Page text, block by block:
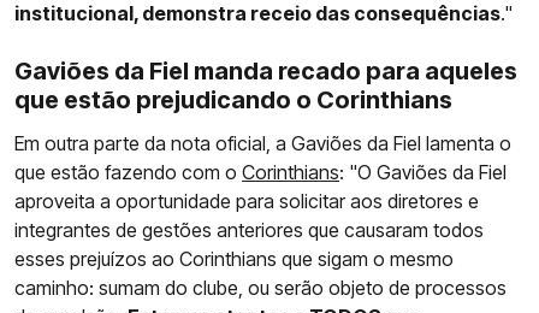
institucional, demonstra receio das consequências."
Gaviões da Fiel manda recado para aqueles
que estão prejudicando o Corinthians
Em outra parte da nota oficial, a Gaviões da Fiel lamenta o
que estão fazendo com o Corinthians: "O Gaviões da Fiel
aproveita a oportunidade para solicitar aos diretores e
integrantes de gestões anteriores que causaram todos
esses prejuízos ao Corinthians que sigam o mesmo
caminho: sumam do clube, ou serão objeto de processos